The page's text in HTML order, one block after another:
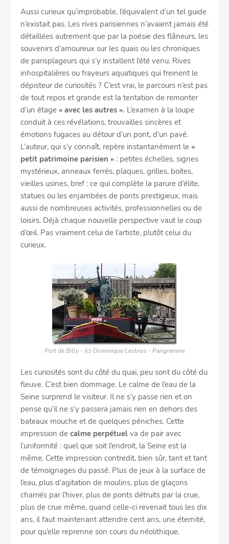
Aussi curieux qu’improbable, l’équivalent d’un tel guide
n’existait pas. Les rives parisiennes n’avaient jamais été
détaillées autrement que par la poésie des flâneurs, les
souvenirs d’amoureux sur les quais ou les chroniques
de parisplageurs qui s’y installent l’été venu. Rives
inhospitalières ou frayeurs aquatiques qui freinent le
dépisteur de curiosités ? C’est vrai, le parcours n’est pas
de tout repos et grande est la tentation de remonter
d’un étage « avec les autres ». L’examen à la loupe
conduit à ces révélations, trouvailles sincères et
émotions fugaces au détour d’un pont, d’un pavé.
L’auteur, qui s’y connaît, repère instantanément le «
petit patrimoine parisien » : petites échelles, signes
mystérieux, anneaux ferrés, plaques, grilles, boites,
vieilles usines, bref : ce qui complète la parure d’élite,
statues ou les enjambées de ponts prestigieux, mais
aussi de nombreuses activités, professionnelles ou de
loisirs. Déjà chaque nouvelle perspective vaut le coup
d’œil. Pas vraiment celui de l’artiste, plutôt celui du
curieux.
Port de Billy - (c) Dominique Lesbros - Parigramme
Les curiosités sont du côté du quai, peu sont du côté du
fleuve. C’est bien dommage. Le calme de l’eau de la
Seine surprend le visiteur. Il ne s’y passe rien et on
pense qu’il ne s’y passera jamais rien en dehors des
bateaux mouche et de quelques péniches. Cette
impression de calme perpétuel va de pair avec
l’uniformité : quel que soit l’endroit, la Seine est la
même. Cette impression contredit, bien sûr, tant et tant
de témoignages du passé. Plus de jeux à la surface de
l’eau, plus d’agitation de moulins, plus de glaçons
charriés par l’hiver, plus de ponts détruits par la crue,
plus de crue même, quand celle-ci revenait tous les dix
ans, il faut maintenant attendre cent ans, une éternité,
pour qu’elle reprenne son cours du néolithique.